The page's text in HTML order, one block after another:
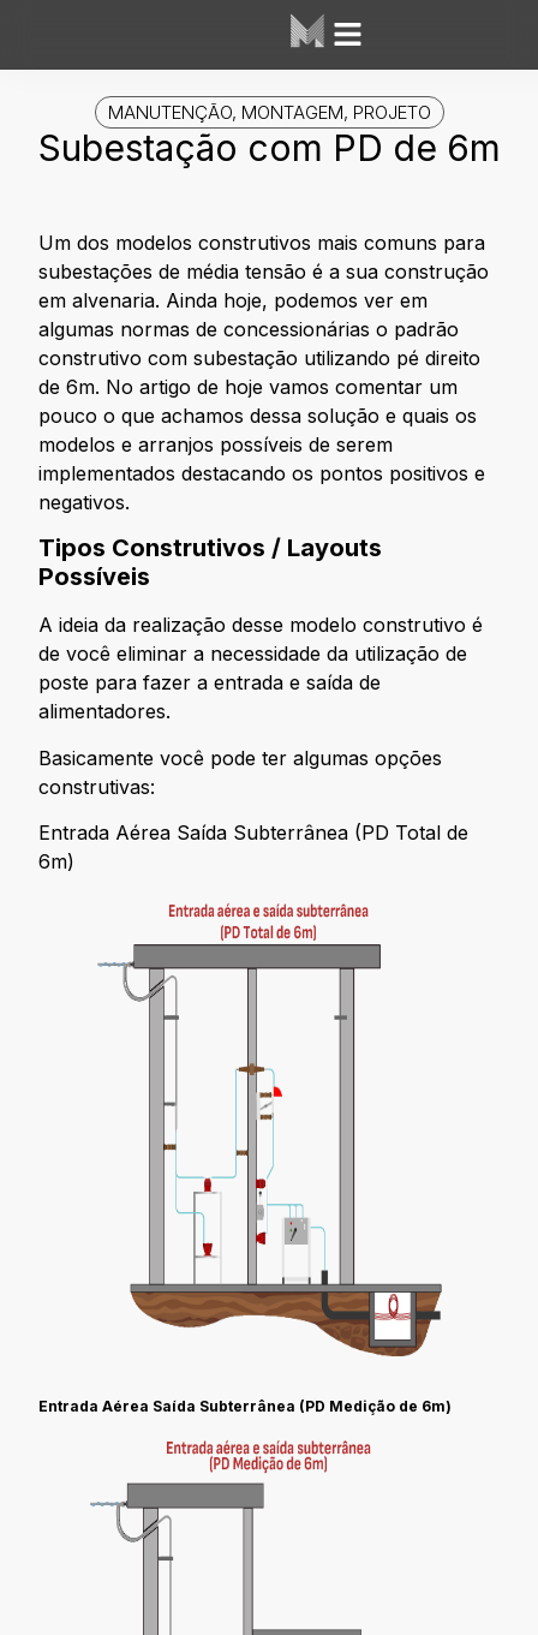
MANUTENÇÃO, MONTAGEM, PROJETO
Subestação com PD de 6m
Um dos modelos construtivos mais comuns para
subestações de média tensão é a sua construção
em alvenaria. Ainda hoje, podemos ver em
algumas normas de concessionárias o padrão
construtivo com subestação utilizando pé direito
de 6m. No artigo de hoje vamos comentar um
pouco o que achamos dessa solução e quais os
modelos e arranjos possíveis de serem
implementados destacando os pontos positivos e
negativos.
Tipos Construtivos / Layouts
Possíveis
A ideia da realização desse modelo construtivo é
de você eliminar a necessidade da utilização de
poste para fazer a entrada e saída de
alimentadores.
Basicamente você pode ter algumas opções
construtivas:
Entrada Aérea Saída Subterrânea (PD Total de
6m)
Entrada Aérea Saída Subterrânea (PD Medição de 6m)